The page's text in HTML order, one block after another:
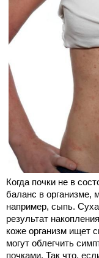
Когда почки не в
баланс в организме,
например, сыпь.
результат
коже организм ищет
могут облегчить
почками. Так что,